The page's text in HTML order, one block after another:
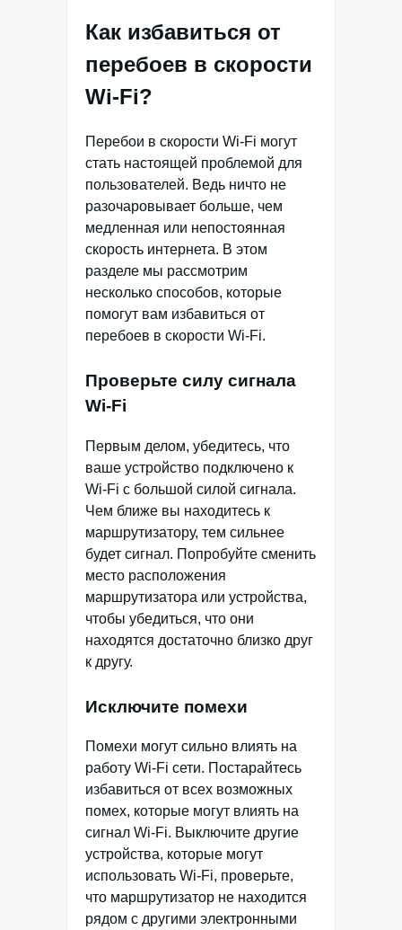
Как избавиться от
перебоев в скорости
Wi-Fi?
Перебои в скорости Wi-Fi могут
стать настоящей проблемой для
пользователей. Ведь ничто не
разочаровывает больше, чем
медленная или непостоянная
скорость интернета. В этом
разделе мы рассмотрим
несколько способов, которые
помогут вам избавиться от
перебоев в скорости Wi-Fi.
Проверьте силу сигнала
Wi-Fi
Первым делом, убедитесь, что
ваше устройство подключено к
Wi-Fi с большой силой сигнала.
Чем ближе вы находитесь к
маршрутизатору, тем сильнее
будет сигнал. Попробуйте сменить
место расположения
маршрутизатора или устройства,
чтобы убедиться, что они
находятся достаточно близко друг
к другу.
Исключите помехи
Помехи могут сильно влиять на
работу Wi-Fi сети. Постарайтесь
избавиться от всех возможных
помех, которые могут влиять на
сигнал Wi-Fi. Выключите другие
устройства, которые могут
использовать Wi-Fi, проверьте,
что маршрутизатор не находится
рядом с другими электронными